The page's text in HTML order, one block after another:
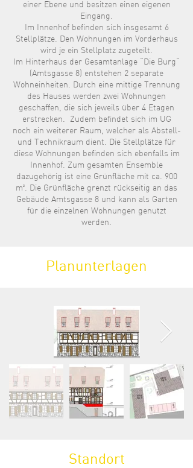
einer Ebene und besitzen einen eigenen
Eingang.
Im Innenhof befinden sich insgesamt 6
Stellplätze. Den Wohnungen im Vorderhaus
wird je ein Stellplatz zugeteilt.
Im Hinterhaus der Gesamtanlage “Die Burg“
(Amtsgasse 8) entstehen 2 separate
Wohneinheiten. Durch eine mittige Trennung
des Hauses werden zwei Wohnungen
geschaffen, die sich jeweils über 4 Etagen
erstrecken. Zudem befindet sich im UG
noch ein weiterer Raum, welcher als Abstell-
und Technikraum dient. Die Stellplätze für
diese Wohnungen befinden sich ebenfalls im
Innenhof. Zum gesamten Ensemble
dazugehörig ist eine Grünfläche mit ca. 900
m². Die Grünfläche grenzt rückseitig an das
Gebäude Amtsgasse 8 und kann als Garten
für die einzelnen Wohnungen genutzt
werden.
Planunterlagen
Standort